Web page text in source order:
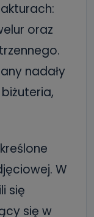
oraz
nadały
W
się
się w